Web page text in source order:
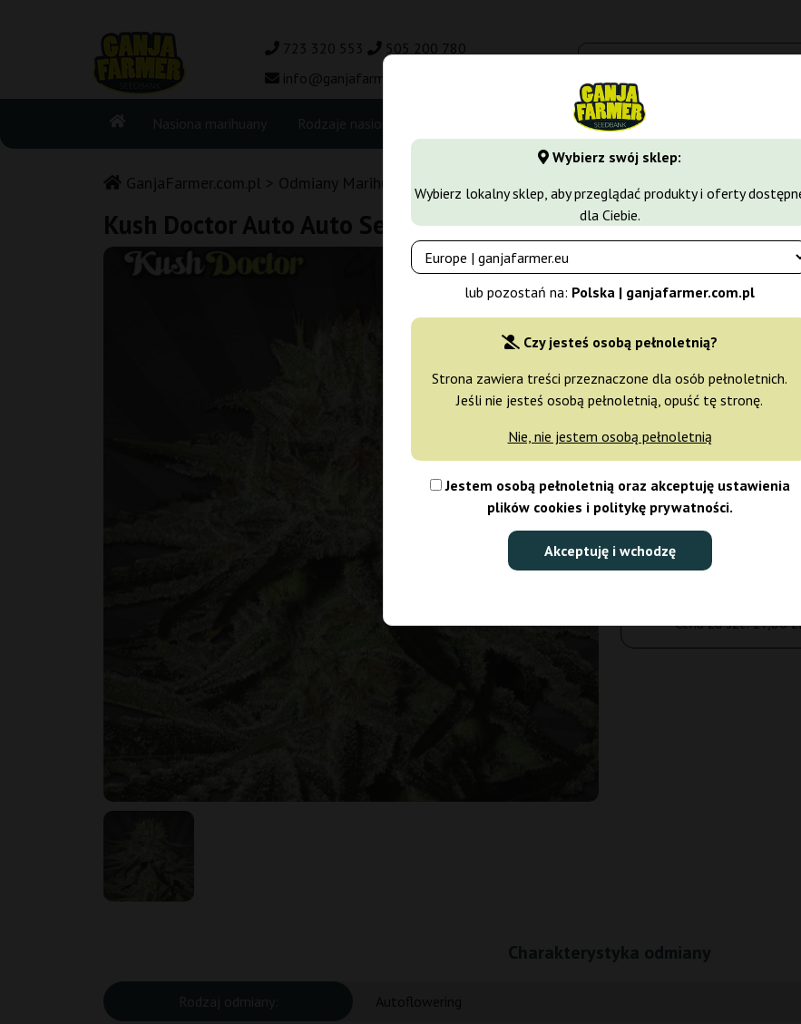
Wybierz swój sklep:
Wybierz lokalny sklep, aby przeglądać produkty i oferty
dla Ciebie.
lub pozostań na: Polska | ganjafarmer.com.pl
Czy jesteś osobą pełnoletnią?
Strona zawiera treści przeznaczone dla osób pełnoletnich.
Jeśli nie jesteś osobą pełnoletnią, opuść tę stronę.
Nie, nie jestem osobą pełnoletnią
Jestem osobą pełnoletnią oraz akceptuję ustawienia
plików cookies i politykę prywatności.
Akceptuję i wchodzę
723 320 553
505 200 780
info@ganjafarmer.com.pl
Nasiona marihuany Rodzaje nasion Odmiany marihuany
GanjaFarmer.com.pl Odmiany Marihuany
Kush Doctor Auto Auto Seeds
Auto Seeds
5 nasion
Wysyłka 3-7 dni
5 nasion
139,00 zł
Ilość opakowań:
Cena za szt:27,80
Charakterystyka odmiany
Rodzaj odmiany: